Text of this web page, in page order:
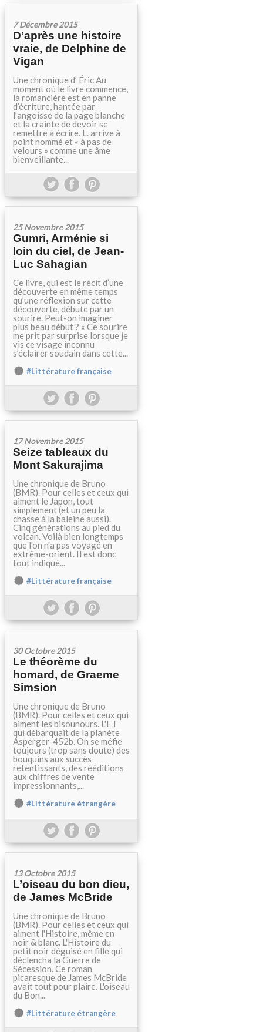
7 Décembre 2015
D’après une histoire
vraie, de Delphine de
Vigan
Une chronique d’ Éric Au
moment où le livre commence,
la romancière est en panne
d’écriture, hantée par
l’angoisse de la page blanche
et la crainte de devoir se
remettre à écrire. L. arrive à
point nommé et « à pas de
velours » comme une âme
bienveillante...
25 Novembre 2015
Gumri, Arménie si
loin du ciel, de Jean-
Luc Sahagian
Ce livre, qui est le récit d’une
découverte en même temps
qu’une réflexion sur cette
découverte, débute par un
sourire. Peut-on imaginer
plus beau début ? « Ce sourire
me prit par surprise lorsque je
vis ce visage inconnu
s’éclairer soudain dans cette...
#Littérature française
17 Novembre 2015
Seize tableaux du
Mont Sakurajima
Une chronique de Bruno
(BMR). Pour celles et ceux qui
aiment le Japon, tout
simplement (et un peu la
chasse à la baleine aussi).
Cinq générations au pied du
volcan. Voilà bien longtemps
que l'on n'a pas voyagé en
extrême-orient. Il est donc
tout indiqué...
#Littérature française
30 Octobre 2015
Le théorème du
homard, de Graeme
Simsion
Une chronique de Bruno
(BMR). Pour celles et ceux qui
aiment les bisounours. L'ET
qui débarquait de la planète
Asperger-452b. On se méfie
toujours (trop sans doute) des
bouquins aux succès
retentissants, des rééditions
aux chiffres de vente
impressionnants,...
#Littérature étrangère
13 Octobre 2015
L’oiseau du bon dieu,
de James McBride
Une chronique de Bruno
(BMR). Pour celles et ceux qui
aiment l'Histoire, même en
noir & blanc. L'Histoire du
petit noir déguisé en fille qui
déclencha la Guerre de
Sécession. Ce roman
picaresque de James McBride
avait tout pour plaire. L'oiseau
du Bon...
#Littérature étrangère